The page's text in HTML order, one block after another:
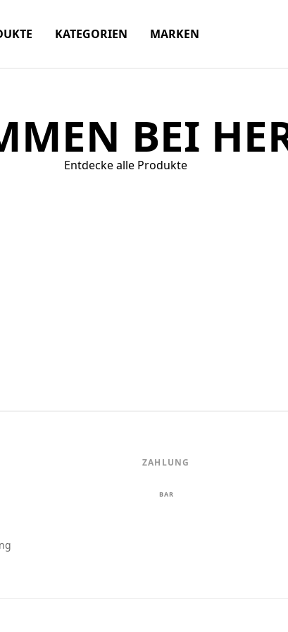
KATEGORIEN MARKEN
BEI
Entdecke alle Produkte
ZAHLUNG
BAR